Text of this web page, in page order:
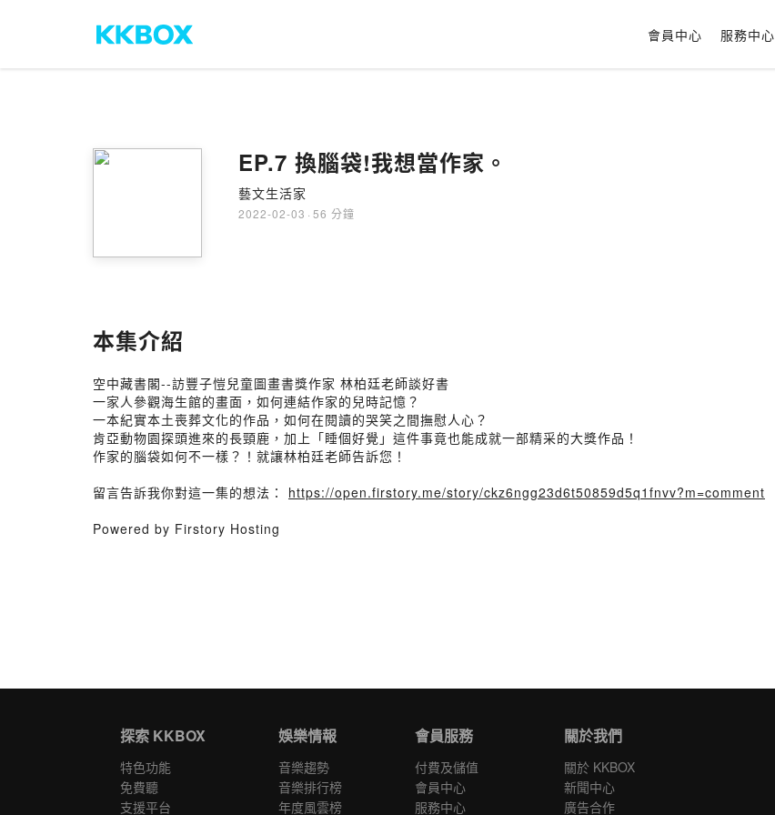
會員中心 服務中心
EP.7 換腦袋!我想當作家。
藝文生活家
2022-02-03 · 56 分鐘
本集介紹
空中藏書閣--訪豐子愷兒童圖畫書獎作家 林柏廷老師談好書
一家人參觀海生館的畫面，如何連結作家的兒時記憶？
一本紀實本土喪葬文化的作品，如何在閱讀的哭笑之間撫慰人心？
肯亞動物園探頭進來的長頸鹿，加上「睡個好覺」這件事竟也能成就一部精采的大獎作品！
作家的腦袋如何不一樣？！就讓林柏廷老師告訴您！
留言告訴我你對這一集的想法： https://open.firstory.me/story/ckz6ngg23d6t50859d5q1fnvv?m=comment
Powered by Firstory Hosting
探索 KKBOX
特色功能
免費聽
支援平台
娛樂情報
音樂趨勢
音樂排行榜
年度風雲榜
會員服務
付費及儲值
會員中心
服務中心
關於我們
關於 KKBOX
新聞中心
廣告合作